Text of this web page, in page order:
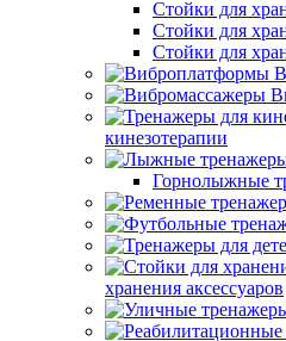
Стойки для
Стойки для
Стойки для
кинезотерапии
Горнолыжные
хранения аксессуаров